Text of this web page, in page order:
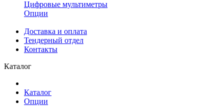
Цифровые мультиметры
Опции
Доставка и оплата
Тендерный отдел
Контакты
Каталог
Каталог
Опции